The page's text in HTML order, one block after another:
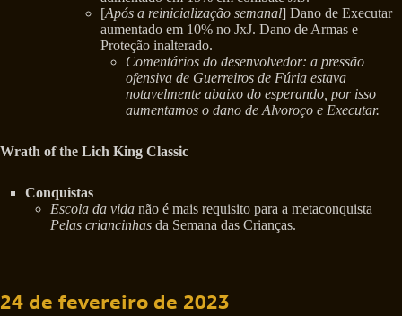
[Após a reinicialização semanal] Dano de Executar
aumentado em 10% no JxJ. Dano de Armas e
Proteção inalterado.
Comentários do desenvolvedor: a pressão
ofensiva de Guerreiros de Fúria estava
notavelmente abaixo do esperando, por isso
aumentamos o dano de Alvoroço e Executar.
Wrath of the Lich King Classic
Conquistas
Escola da vida não é mais requisito para a metaconquista
Pelas criancinhas da Semana das Crianças.
24 de fevereiro de 2023